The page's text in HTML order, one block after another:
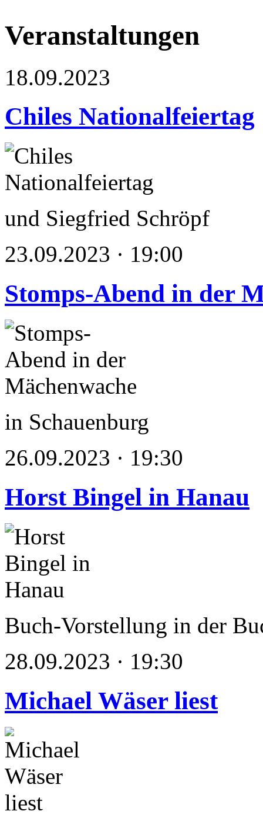
Veranstaltungen
18.09.2023
Chiles Nationalfeiertag
und Siegfried Schröpf
23.09.2023 · 19:00
Stomps-Abend in der
in Schauenburg
26.09.2023 · 19:30
Horst Bingel in Hanau
Buch-Vorstellung in der
28.09.2023 · 19:30
Michael Wäser liest